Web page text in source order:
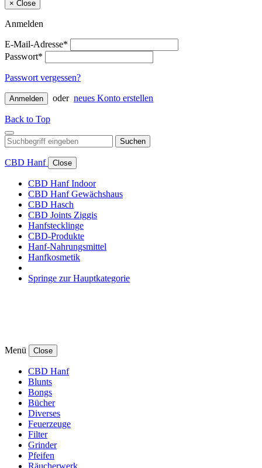
× Close
Anmelden
E-Mail-Adresse*
Passwort*
Passwort vergessen?
Anmelden oder neues Konto erstellen
Back to Top
Suchen
CBD Hanf Close
CBD Hanf Indoor
CBD Hanf Gewächshaus
CBD Hasch
CBD Joints Ziggis
Hanfstecklinge
CBD-Produkte
Hanf-Nahrungsmittel
Hanfkosmetik
Springe zur Hauptkategorie
Menü Close
CBD Hanf
Blunts
Bongs
Bücher
Diverses
Feuerzeuge
Filter
Grinder
Pfeifen
Räucherwerk